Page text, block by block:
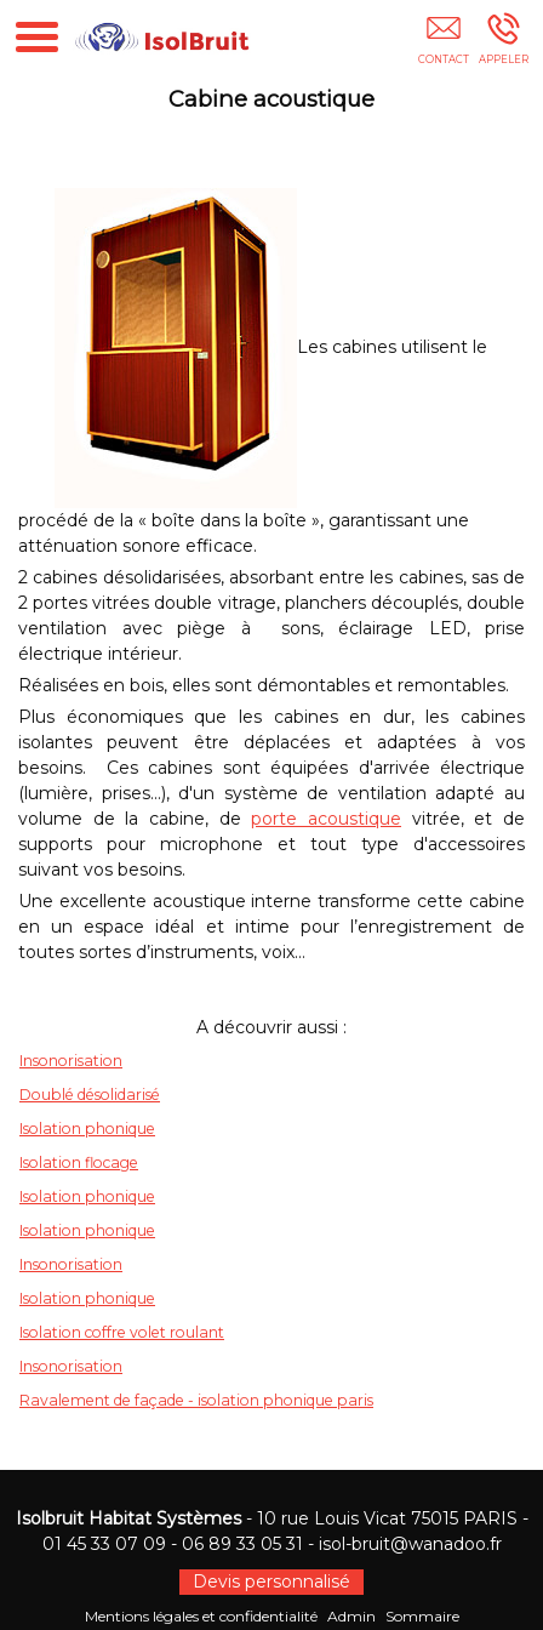
Isolation Acoustique Mur Sol Plafond 75
Cabine acoustique
Les cabines utilisent le
procédé de la « boîte dans la boîte », garantissant une
atténuation sonore efficace.
2 cabines désolidarisées, absorbant entre les cabines, sas de
2 portes vitrées double vitrage, planchers découplés, double
ventilation avec piège à sons, éclairage LED, prise
électrique intérieur.
Réalisées en bois, elles sont démontables et remontables.
Plus économiques que les cabines en dur, les cabines
isolantes peuvent être déplacées et adaptées à vos
besoins. Ces cabines sont équipées d'arrivée électrique
(lumière, prises...), d'un système de ventilation adapté au
volume de la cabine, deporte acoustique vitrée, et de
supports pour microphone et tout type d'accessoires
suivant vos besoins.
Une excellente acoustique interne transforme cette cabine
en un espace idéal et intime pour l’enregistrement de
toutes sortes d’instruments, voix...
A découvrir aussi :
Insonorisation
Doublé désolidarisé
Isolation phonique
Isolation flocage
Isolation phonique
Isolation phonique
Insonorisation
Isolation phonique
Isolation coffre volet roulant
Insonorisation
Ravalement de façade - isolation phonique paris
Isolbruit Habitat Systèmes- 10 rue Louis Vicat 75015 PARIS -
01 45 33 07 09 - 06 89 33 05 31 - isol-bruit@wanadoo.fr
Devis personnalisé
Mentions légales et confidentialité Admin Sommaire